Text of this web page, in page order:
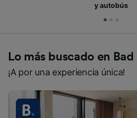
y autobús
Lo más buscado en
¡A por una experiencia única!